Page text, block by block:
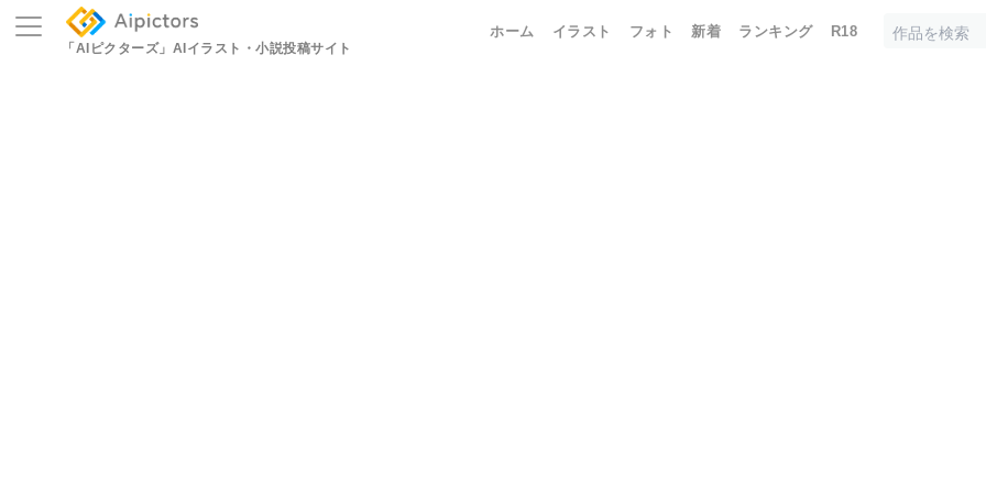
「AIピクターズ」 AIイラスト・小説投稿サイト
ホーム イラスト フォト 新着 ランキング R18